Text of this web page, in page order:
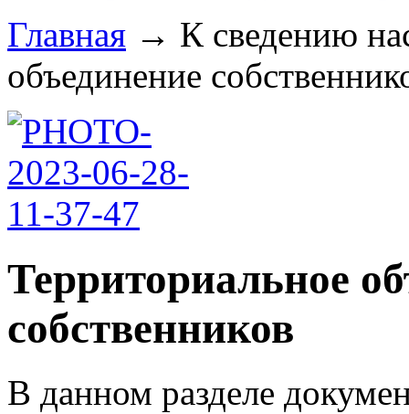
Главная → К сведению
объединение
Территориальное
собственников
В данном разделе